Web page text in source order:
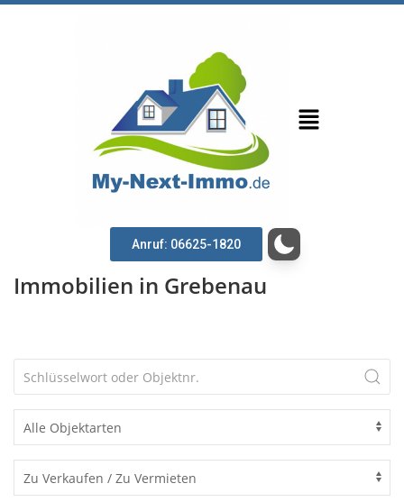
Anruf: 06625-1820
Immobilien in Grebenau